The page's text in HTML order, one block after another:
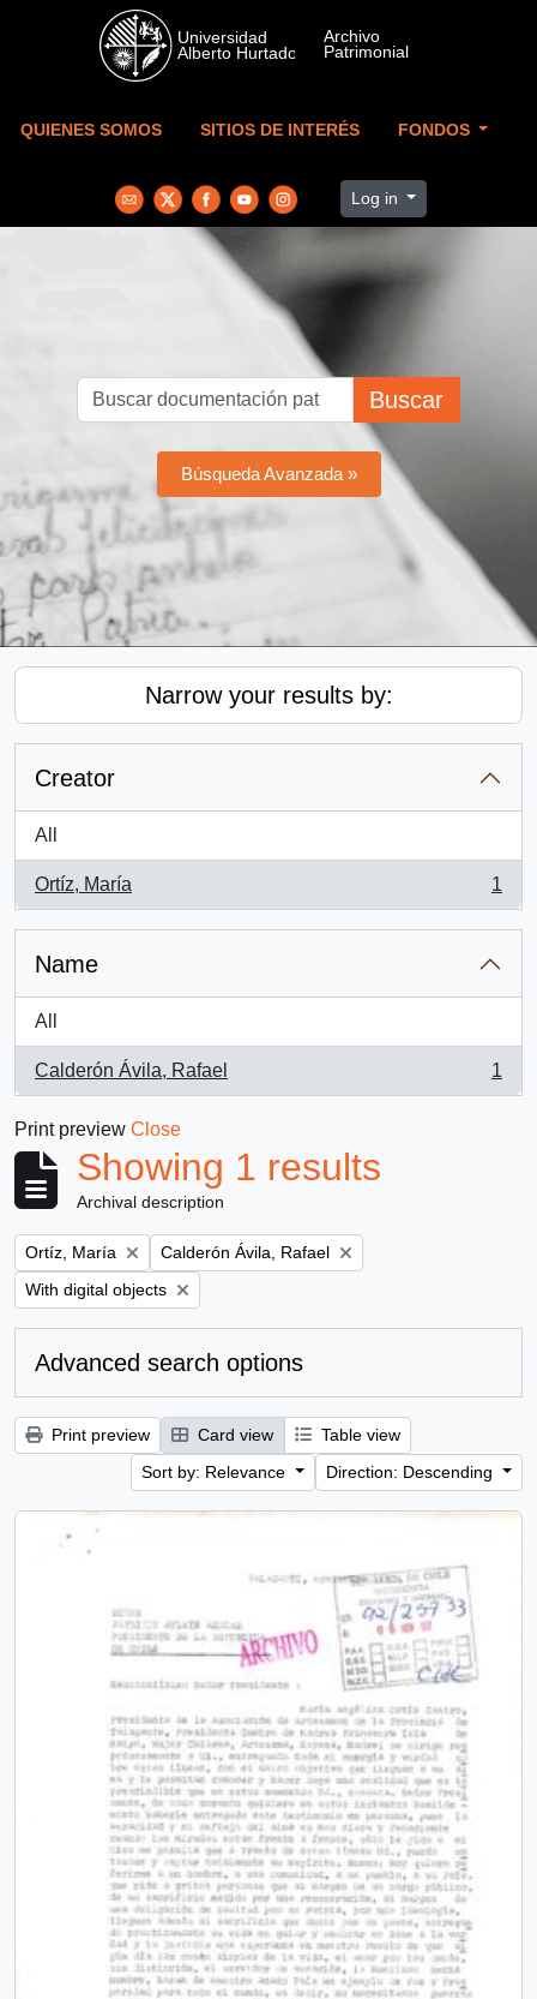
Skip to main content
QUIENES SOMOS SITIOS DE INTERÉS FONDOS
Log in
Buscar
Búsqueda Avanzada »
Narrow your results by:
Creator
All
Ortíz, María
, 1 results
1
Name
All
Calderón Ávila, Rafael
, 1 results
1
Print preview Close
Showing 1 results
Archival description
Remove filter:
Ortíz, María Remove filter:
Calderón Ávila, Rafael
Remove filter:
With digital objects
Advanced search options
Print preview Card view
Table view
Sort by: Relevance
Direction: Descending